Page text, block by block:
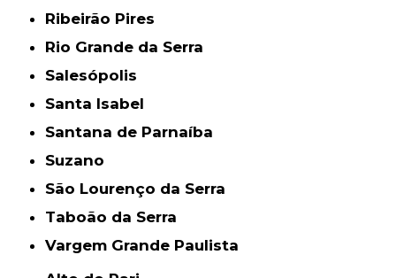
Ribeirão Pires
Rio Grande da Serra
Salesópolis
Santa Isabel
Santana de Parnaíba
Suzano
São Lourenço da Serra
Taboão da Serra
Vargem Grande Paulista